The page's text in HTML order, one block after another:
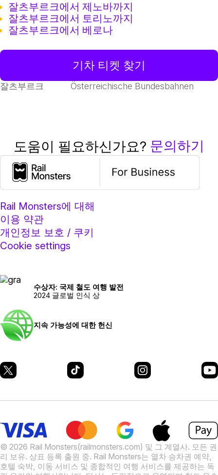
잘츠부르크에서 제노바까지
잘츠부르크에서 토리노까지
잘츠부르크에서 베로나
기차 티켓 찾기
잘츠부르크 Österreichische Bundesbahnen
도움이 필요하신가요? 문의하기
Rail Monsters에 대해
이용 약관
개인정보 보호 / 쿠키
Cookie settings
수상자: 국제 철도 여행 발전
2024 글로벌 인식 상
지속 가능성에 대한 헌신
© 2026 Rail Monsters(railmonsters.com) 및 그 계열사. 모든 권
리 보유. 상표 등록 출원 중. Rail Monsters는 열차 승차권 예약,
호텔 숙박, 이동 서비스 및 종합적인 여행 서비스를 제공하는 독